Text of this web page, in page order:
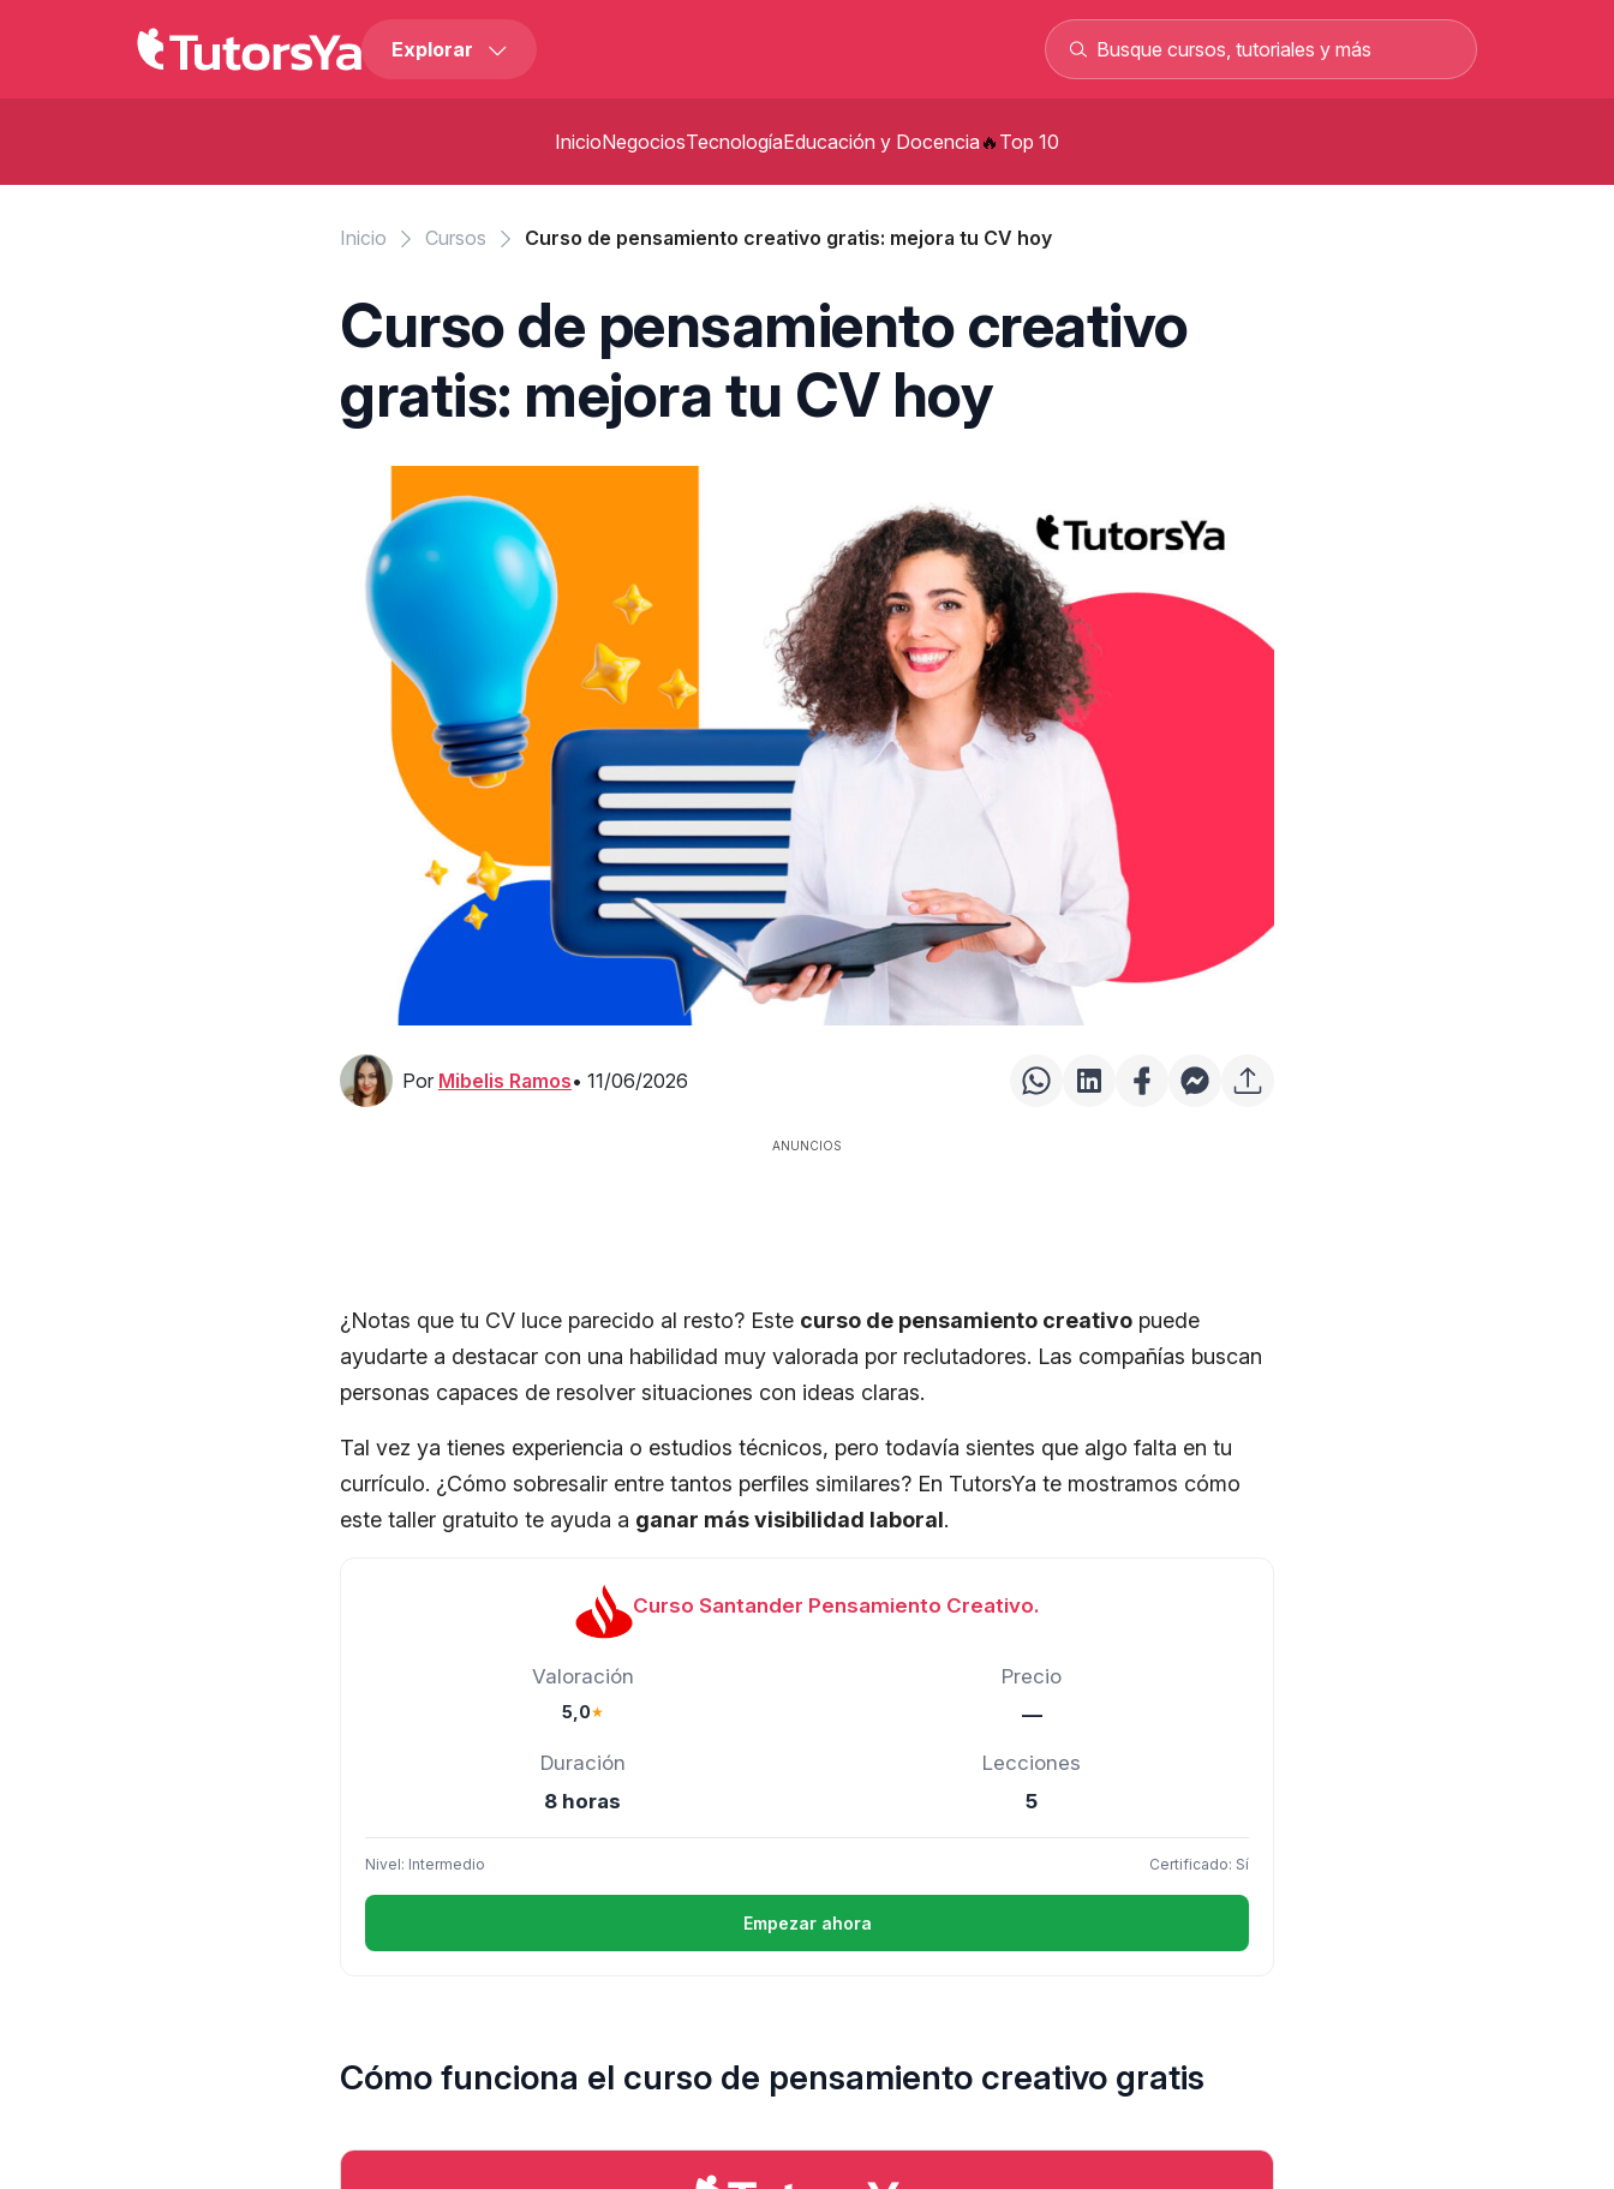
Explorar
Curso de carretillero gratis: curso
Curso gratis de mecánica automotriz con
salarios de hasta 2.500 €
Curso de albañilería gratis curso
InicioNegociosTecnologíaEducación y Docencia Top 10
Inicio Cursos Curso de pensamiento creativo gratis: mejora tu CV hoy
Curso de pensamiento creativo
gratis: mejora tu CV hoy
Por Mibelis Ramos• 11/06/2026
ANUNCIOS
¿Notas que tu CV luce parecido al resto? Este curso de pensamiento creativo puede
ayudarte a destacar con una habilidad muy valorada por reclutadores. Las compañías buscan
personas capaces de resolver situaciones con ideas claras.
Tal vez ya tienes experiencia o estudios técnicos, pero todavía sientes que algo falta en tu
currículo. ¿Cómo sobresalir entre tantos perfiles similares? En TutorsYa te mostramos cómo
este taller gratuito te ayuda a ganar más visibilidad laboral.
Curso Santander Pensamiento Creativo.
Valoración
5,0★
Precio
—
Duración
8 horas
Lecciones
5
Nivel: Intermedio Certificado: Sí
Empezar ahora
Cómo funciona el curso de pensamiento creativo gratis